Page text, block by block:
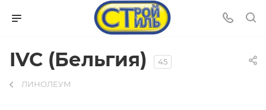
IVC (Бельгия) 45
ЛИНОЛЕУМ